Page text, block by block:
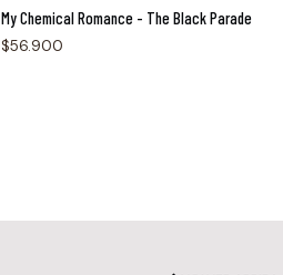
My Chemical Romance - The Black Parade
$56.900